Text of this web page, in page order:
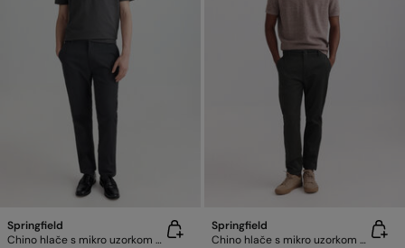
Springfield
Chino hlače s mikro uzorkom slim fit
Springfield
Chino hlače s mikro uzorkom slim fit